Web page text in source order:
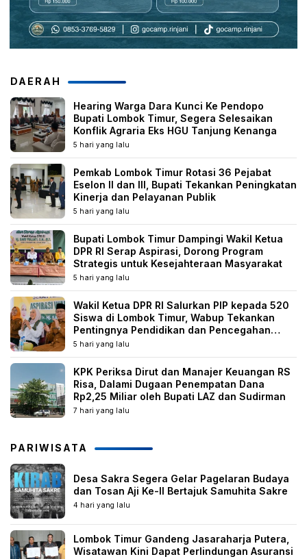
DAERAH
Hearing Warga Dara Kunci Ke Pendopo
Bupati Lombok Timur, Segera Selesaikan
Konflik Agraria Eks HGU Tanjung Kenanga
5 hari yang lalu
Pemkab Lombok Timur Rotasi 36 Pejabat
Eselon II dan III, Bupati Tekankan Peningkatan
Kinerja dan Pelayanan Publik
5 hari yang lalu
Bupati Lombok Timur Dampingi Wakil Ketua
DPR RI Serap Aspirasi, Dorong Program
Strategis untuk Kesejahteraan Masyarakat
5 hari yang lalu
Wakil Ketua DPR RI Salurkan PIP kepada 520
Siswa di Lombok Timur, Wabup Tekankan
Pentingnya Pendidikan dan Pencegahan
Perkawinan Anak
5 hari yang lalu
KPK Periksa Dirut dan Manajer Keuangan RS
Risa, Dalami Dugaan Penempatan Dana
Rp2,25 Miliar oleh Bupati LAZ dan Sudirman
7 hari yang lalu
PARIWISATA
Desa Sakra Segera Gelar Pagelaran Budaya
dan Tosan Aji Ke-II Bertajuk Samuhita Sakre
4 hari yang lalu
Lombok Timur Gandeng Jasaraharja Putera,
Wisatawan Kini Dapat Perlindungan Asuransi